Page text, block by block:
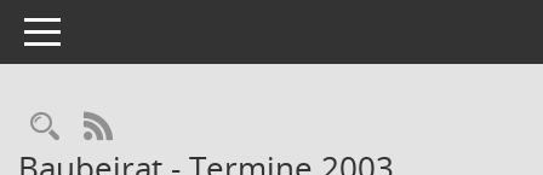
Toggle navigation
Rechercheauswahl
RSS-Feed